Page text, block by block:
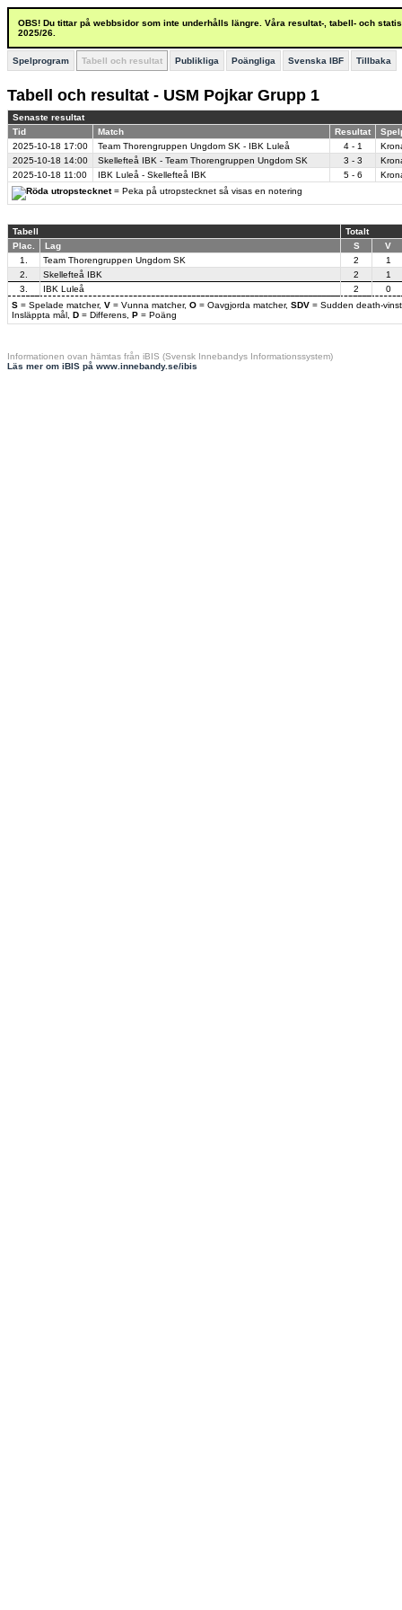
OBS! Du tittar på webbsidor som inte underhålls längre. Våra resultat-, tabell- och
2025/26.
Spelprogram Tabell och resultat Publikliga Poängliga Svenska IBF Tillbaka
Tabell och resultat - USM Pojkar Grupp 1
Senaste resultat
Tid
Match Resultat
= Peka på utropstecknet så visas en notering
2025-10-18 17:00 Team Thorengruppen Ungdom SK - IBK Luleå 4 - 1
2025-10-18 14:00 Skellefteå IBK - Team Thorengruppen Ungdom SK 3 - 3
2025-10-18 11:00 IBK Luleå - Skellefteå IBK 5 - 6
Tabell
Totalt
Plac.
Lag S V
S = Spelade matcher, V = Vunna matcher, O = Oavgjorda matcher, SDV = Sudden death-
Insläppta mål, D = Differens, P = Poäng
1. Team Thorengruppen Ungdom SK 2
1
2.
Skellefteå IBK 2
1
3.
IBK Luleå 2 0
Informationen ovan hämtas från iBIS (Svensk Innebandys Informationssystem)
Läs mer om iBIS på www.innebandy.se/ibis